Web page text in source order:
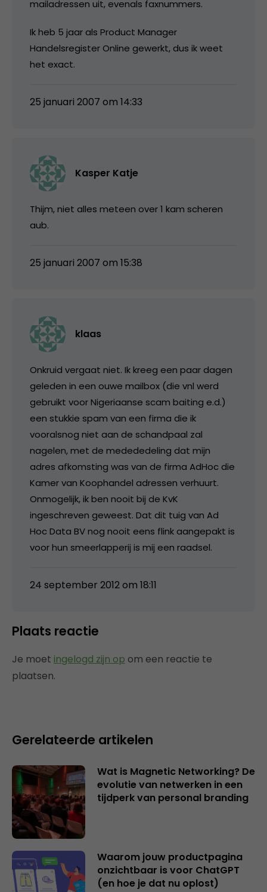
mailadressen uit, evenals faxnummers.
Ik heb 5 jaar als Product Manager
Handelsregister Online gewerkt, dus ik weet
het exact.
25 januari 2007 om 14:33
Kasper Katje
Thijm, niet alles meteen over 1 kam scheren
aub.
25 januari 2007 om 15:38
klaas
Onkruid vergaat niet. Ik kreeg een paar dagen
geleden in een ouwe mailbox (die vnl werd
gebruikt voor Nigeriaanse scam baiting e.d.)
een stukkie spam van een firma die ik
vooralsnog niet aan de schandpaal zal
nagelen, met de medededeling dat mijn
adres afkomsting was van de firma AdHoc die
Kamer van Koophandel adressen verhuurt.
Onmogelijk, ik ben nooit bij de KvK
ingeschreven geweest. Dat dit tuig van Ad
Hoc Data BV nog nooit eens flink aangepakt is
voor hun smeerlapperij is mij een raadsel.
24 september 2012 om 18:11
Plaats reactie
Je moet ingelogd zijn op om een reactie te
plaatsen.
Gerelateerde artikelen
Wat is Magnetic Networking? De
evolutie van netwerken in een
tijdperk van personal branding
Waarom jouw productpagina
onzichtbaar is voor ChatGPT
(en hoe je dat nu oplost)